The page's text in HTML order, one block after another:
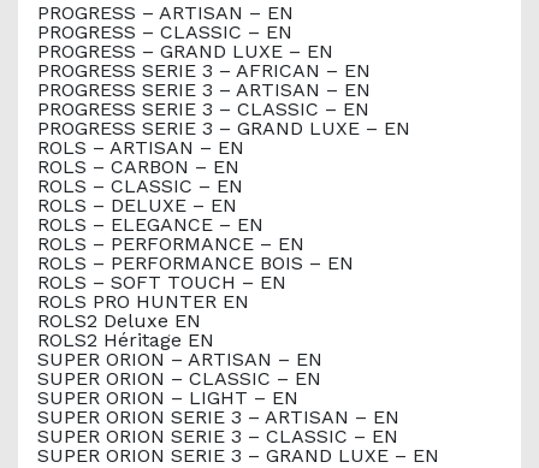
PROGRESS – ARTISAN – EN
PROGRESS – CLASSIC – EN
PROGRESS – GRAND LUXE – EN
PROGRESS SERIE 3 – AFRICAN – EN
PROGRESS SERIE 3 – ARTISAN – EN
PROGRESS SERIE 3 – CLASSIC – EN
PROGRESS SERIE 3 – GRAND LUXE – EN
ROLS – ARTISAN – EN
ROLS – CARBON – EN
ROLS – CLASSIC – EN
ROLS – DELUXE – EN
ROLS – ELEGANCE – EN
ROLS – PERFORMANCE – EN
ROLS – PERFORMANCE BOIS – EN
ROLS – SOFT TOUCH – EN
ROLS PRO HUNTER EN
ROLS2 Deluxe EN
ROLS2 Héritage EN
SUPER ORION – ARTISAN – EN
SUPER ORION – CLASSIC – EN
SUPER ORION – LIGHT – EN
SUPER ORION SERIE 3 – ARTISAN – EN
SUPER ORION SERIE 3 – CLASSIC – EN
SUPER ORION SERIE 3 – GRAND LUXE – EN